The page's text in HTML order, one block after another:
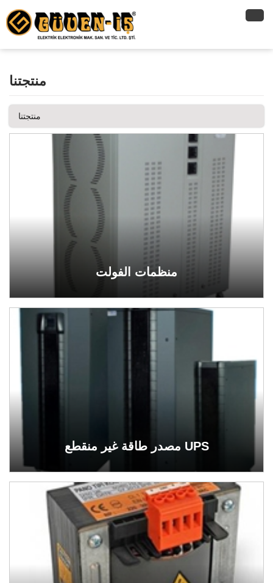
منتجتنا
منتجتنا
منظمات الفولت
مصدر طاقة غير منقطع UPS